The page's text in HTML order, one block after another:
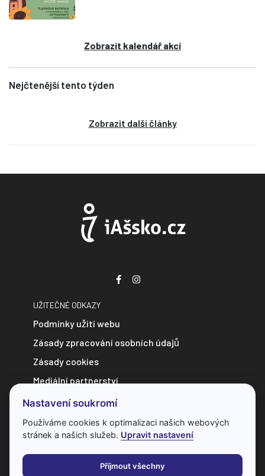
Zobrazit kalendář akcí
Nejčtenější tento týden
Zobrazit další články
UŽITEČNÉ ODKAZY
Podmínky užití webu
Zásady zpracování osobních údajů
Zásady cookies
Mediální partnerství
Zpravodajství do e-mailu
Kontakt
předchozí dohody s provozovatelem ho nelze jakkoliv
Nastavení soukromí
Používáme cookies k optimalizaci našich webových
stránek a našich služeb. Upravit nastavení
Příjmout všechny